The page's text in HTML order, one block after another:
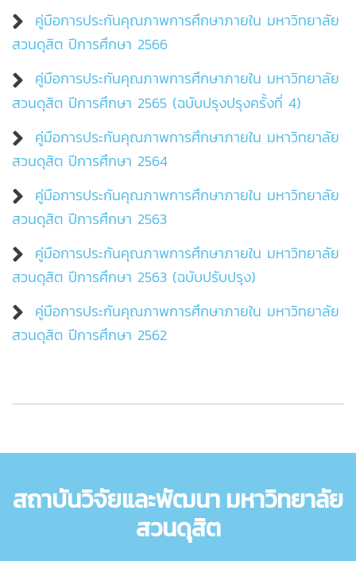
คู่มือการประกันคุณภาพการศึกษาภายใน มหาวิทยาลัย
สวนดุสิต ปีการศึกษา 2566
คู่มือการประกันคุณภาพการศึกษาภายใน มหาวิทยาลัย
สวนดุสิต ปีการศึกษา 2565 (ฉบับปรุงปรุงครั้งที่ 4)
คู่มือการประกันคุณภาพการศึกษาภายใน มหาวิทยาลัย
สวนดุสิต ปีการศึกษา 2564
คู่มือการประกันคุณภาพการศึกษาภายใน มหาวิทยาลัย
สวนดุสิต ปีการศึกษา 2563
คู่มือการประกันคุณภาพการศึกษาภายใน มหาวิทยาลัย
สวนดุสิต ปีการศึกษา 2563 (ฉบับปรับปรุง)
คู่มือการประกันคุณภาพการศึกษาภายใน มหาวิทยาลัย
สวนดุสิต ปีการศึกษา 2562
สถาบันวิจัยและพัฒนา มหาวิทยาลัย
สวนดุสิต